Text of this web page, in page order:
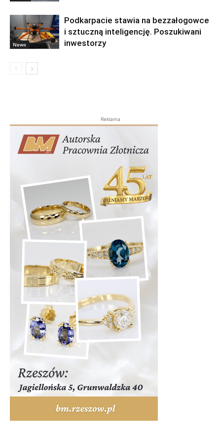
News
Podkarpacie stawia na bezzałogowce
i sztuczną inteligencję. Poszukiwani
inwestorzy
Reklama